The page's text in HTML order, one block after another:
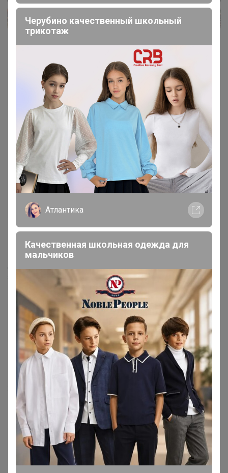
Yellow
Магистр
18 декабря, 2024 21:26
Скорость , здравствуйте когда по цр?
надежда_
18 декабря, 2024 22:36
Добрый вечер, можно убрать из заказа миндаль
золотой США 0,5 кг?
олькаП
Виртуоз СП
19 декабря, 2024 08:52
Здравствуйте, если сегодня оплачу когда по цр? До нг
получу, я межгород
ЕвАнна
Виртуоз СП
Черубино качественный школьный
трикотаж
Атлантика
Качественная школьная одежда для
мальчиков